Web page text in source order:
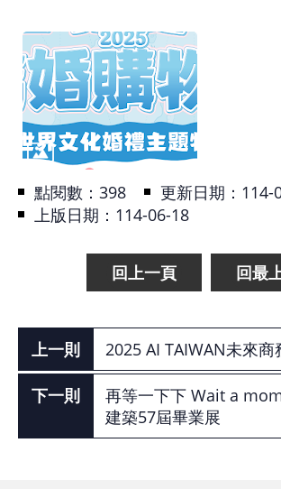
新
創
基
地
館
租
博
公
園
點閱數： 398
更新日期：114-
上版日期：114-06-18
回上一頁 回最
2025 AI TAIWAN未來商
再等一下下 Wait a
建築57屆畢業展